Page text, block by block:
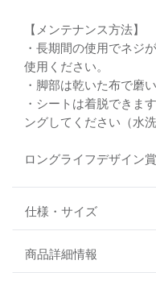
【メンテナンス方法】
・長期間の使用でネジ
使用ください。
・脚部は乾いた布で磨
・シートは着脱できま
ングしてください（水洗
ロングライフデザイン
仕様・サイズ
商品詳細情報